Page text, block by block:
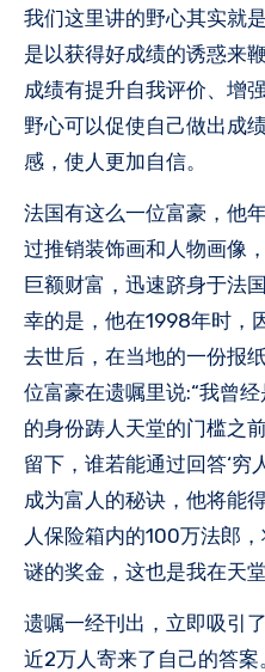
我们这里讲的野心其实就
是以获得好成绩的诱惑来
成绩有提升自我评价、增
野心可以促使自己做出成
感，使人更加自信。
法国有这么一位富豪，他
过推销装饰画和人物画像
巨额财富，迅速跻身于法
幸的是，他在1998年时，
去世后，在当地的一份报
位富豪在遗嘱里说:“我曾
的身份踌人天堂的门槛之
留下，谁若能通过回答‘穷
成为富人的秘诀，他将能
人保险箱内的100万法郎
谜的奖金，这也是我在天
遗嘱一经刊出，立即吸引
近2万人寄来了自己的答案